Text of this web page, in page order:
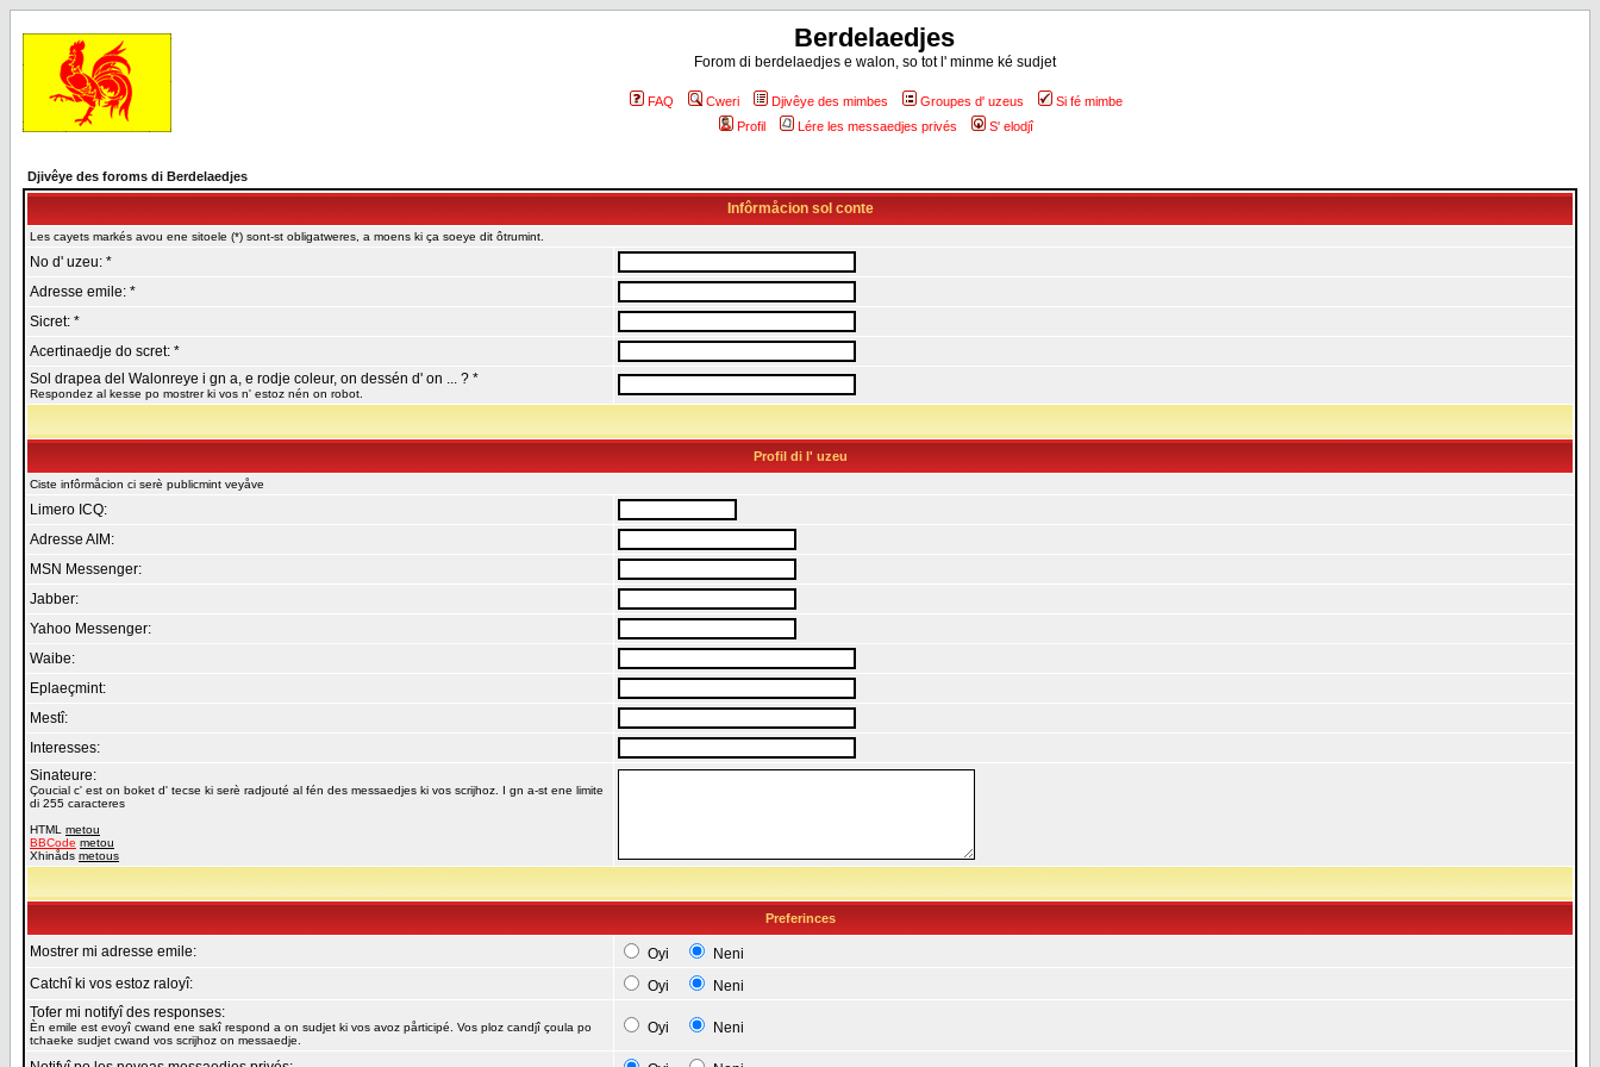
Berdelaedjes
Forom di berdelaedjes e walon, so tot l' minme ké sudjet
FAQ Cweri Djivêye des mimbes Groupes d' uzeus
Si fé mimbe
Profil
Lére les messaedjes privés S' elodjî
Djivêye des foroms di Berdelaedjes
Infôrmåcion sol conte
Les cayets markés avou ene sitoele (*) sont-st obligatweres, a moens ki ça soeye dit ôtrumint.
No d' uzeu: *
Adresse emile: *
Sicret: *
Acertinaedje do scret: *
Sol drapea del Walonreye i gn a, e rodje coleur, on dessén d' on ... ? *
Respondez al kesse po mostrer ki vos n' estoz nén on robot.
Profil di l' uzeu
Ciste infôrmåcion ci serè publicmint veyåve
Limero ICQ:
Adresse AIM:
MSN Messenger:
Jabber:
Yahoo Messenger:
Waibe:
Eplaeçmint:
Mestî:
Interesses:
Sinateure:
Çoucial c' est on boket d' tecse ki serè radjouté al fén des messaedjes ki vos scrijhoz. I gn a-st ene limite
di 255 caracteres
HTML metou
BBCode metou
Xhinåds metous
Preferinces
Mostrer mi adresse emile: Oyi
Neni
Catchî ki vos estoz raloyî:
Oyi
Neni
Tofer mi notifyî des responses:
Èn emile est evoyî cwand ene sakî respond a on sudjet ki vos avoz pårticipé. Vos ploz candjî çoula po
tchaeke sudjet cwand vos scrijhoz on messaedje.
Oyi Neni